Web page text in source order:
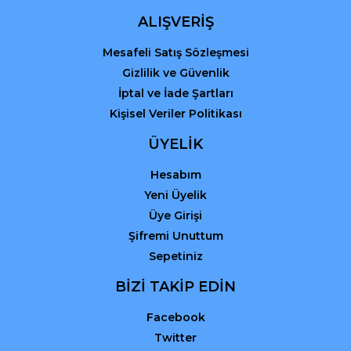
ALIŞVERİŞ
Mesafeli Satış Sözleşmesi
Gizlilik ve Güvenlik
İptal ve İade Şartları
Kişisel Veriler Politikası
ÜYELİK
Hesabım
Yeni Üyelik
Üye Girişi
Şifremi Unuttum
Sepetiniz
BİZİ TAKİP EDİN
Facebook
Twitter